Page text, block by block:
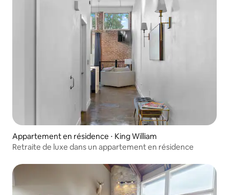
Appartement en résidence ⋅ King William
Retraite de luxe dans un appartement en résidence